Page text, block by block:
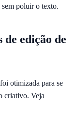
sem poluir o texto.
edição de
foi otimizada para se
criativo. Veja